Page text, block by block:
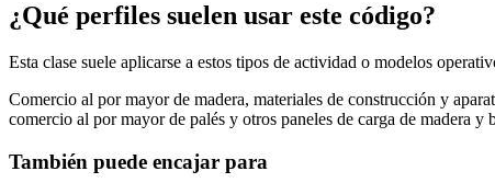
¿Qué perfiles suelen usar este código?
Esta clase suele aplicarse a estos tipos de actividad o modelos
Comercio al por mayor de madera, materiales de construcción y
comercio al por mayor de palés y otros paneles de carga de madera y
También puede encajar para